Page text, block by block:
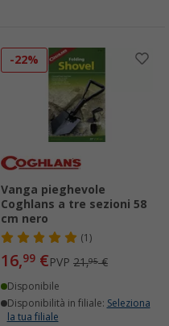
-22%
Vanga pieghevole
Coghlans a tre sezioni 58
cm nero
(1)
16,99 €PVP 21,95€
Disponibile
Disponibilità in filiale: Seleziona
la tua filiale